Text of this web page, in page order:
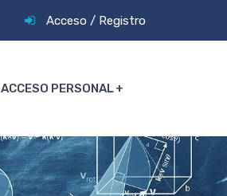
Acceso / Registro
ACCESO PERSONAL